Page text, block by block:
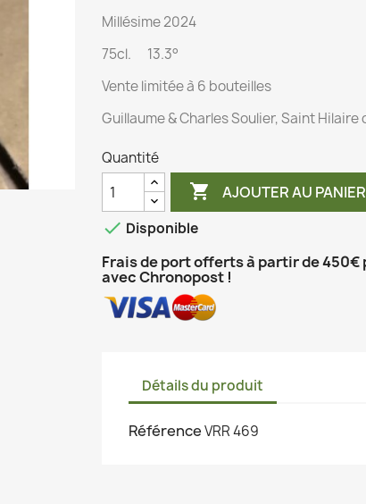
Millésime 2024
75cl. 13.3°
Vente limitée à 6 bouteilles
Guillaume & Charles Soulier, Saint Hilaire
Quantité
 AJOUTER AU PANIER
 Disponible
Frais de port offerts à partir de 450€
avec Chronopost !
Détails du produit
RéférenceVRR 469